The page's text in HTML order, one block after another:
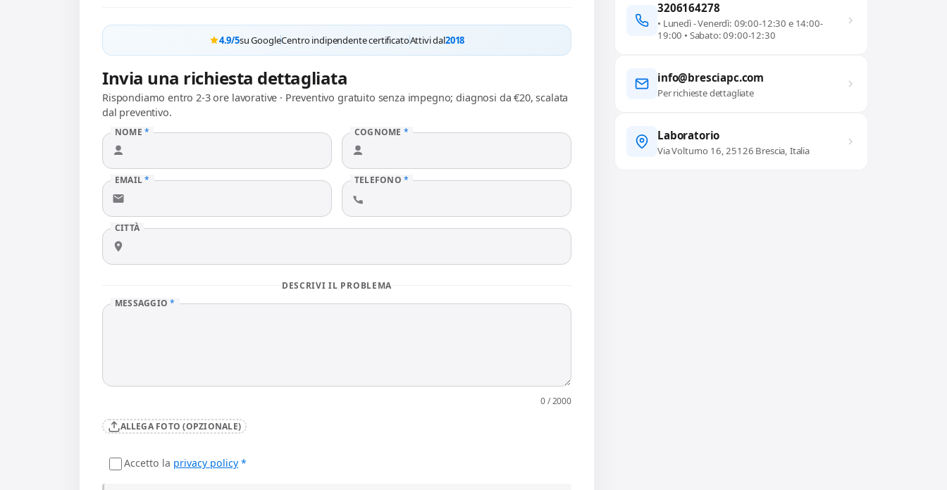
4.9/5su GoogleCentro indipendente certificatoAttivi dal2018
Invia una richiesta dettagliata
Rispondiamo entro 2-3 ore lavorative · Preventivo gratuito senza impegno; diagnosi da €20, scalata
dal preventivo.
NOME* COGNOME *
EMAIL* TELEFONO*
CITTÀ
DESCRIVI IL PROBLEMA
MESSAGGIO*
0 / 2000
ALLEGA FOTO (OPZIONALE)
Accetto la privacy policy *
3206164278
• Lunedì - Venerdì: 09:00-12:30 e 14:00-
19:00 • Sabato: 09:00-12:30
info@bresciapc.com
Per richieste dettagliate
Laboratorio
Via Volturno 16, 25126 Brescia, Italia